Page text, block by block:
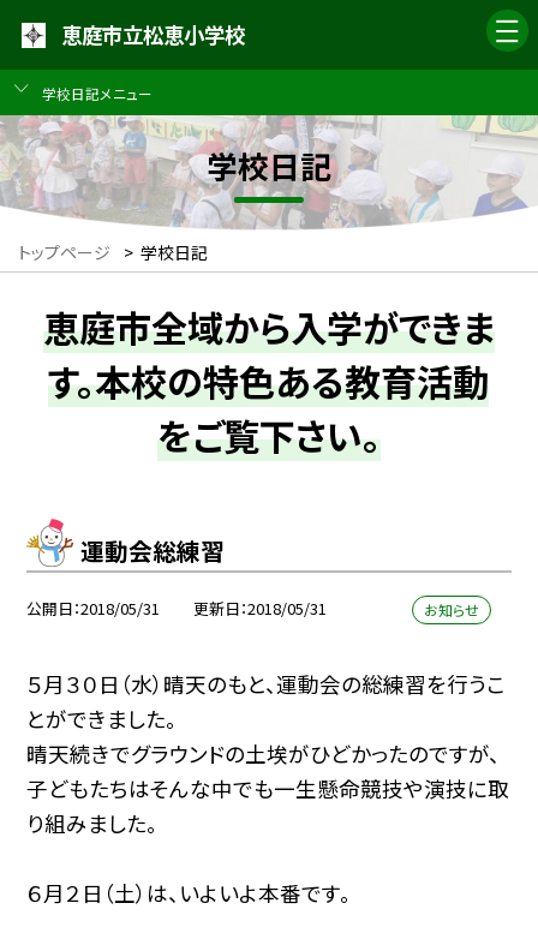
恵庭市立松恵小学校
学校日記メニュー
学校日記
トップページ > 学校日記
恵庭市全域から入学ができま
す。本校の特色ある教育活動
をご覧下さい。
運動会総練習
公開日 2018/05/31 更新日 2018/05/31 お知らせ
５月３０日（水）晴天のもと、運動会の総練習を行うこ
とができました。
晴天続きでグラウンドの土埃がひどかったのですが、
子どもたちはそんな中でも一生懸命競技や演技に取
り組みました。
６月２日（土）は、いよいよ本番です。